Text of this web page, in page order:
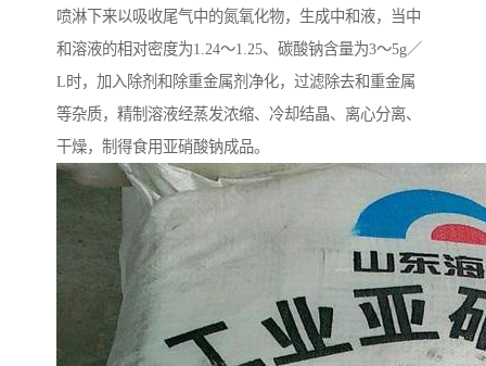
喷淋下来以吸收尾气中的氮氧化物，生成中和液，当中
和溶液的相对密度为1.24～1.25、碳酸钠含量为3～5g／
L时，加入除剂和除重金属剂净化，过滤除去和重金属
等杂质，精制溶液经蒸发浓缩、冷却结晶、离心分离、
干燥，制得食用亚硝酸钠成品。